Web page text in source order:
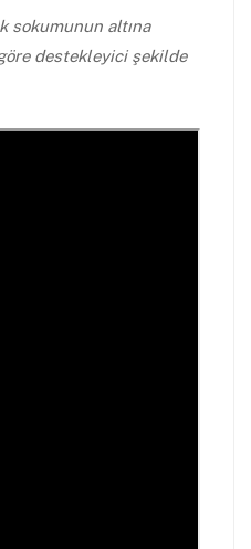
sokumunun altına
destekleyici şekilde